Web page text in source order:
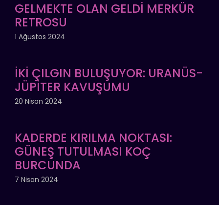
GELMEKTE OLAN GELDİ MERKÜR
RETROSU
1 Ağustos 2024
İKİ ÇILGIN BULUŞUYOR: URANÜS-
JÜPİTER KAVUŞUMU
20 Nisan 2024
KADERDE KIRILMA NOKTASI:
GÜNEŞ TUTULMASI KOÇ
BURCUNDA
7 Nisan 2024